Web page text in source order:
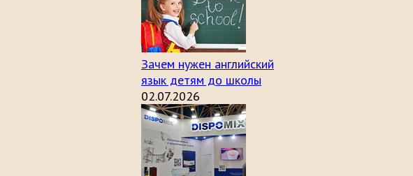
Зачем нужен английский
язык детям до школы
02.07.2026